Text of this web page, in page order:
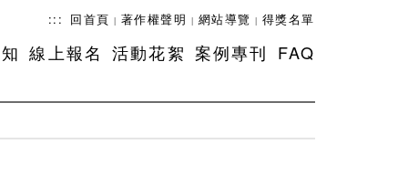
::: 回首頁 | 著作權聲明 | 網站導覽 | 得獎名單
線上報名 活動花絮 案例專刊 FAQ